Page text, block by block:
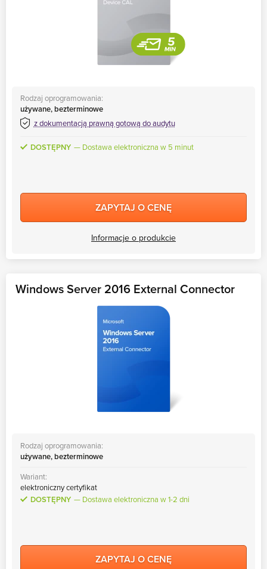
Rodzaj oprogramowania:
używane, bezterminowe
z dokumentacją prawną gotową do audytu
DOSTĘPNY Dostawa elektroniczna w 5 minut
ZAPYTAJ O CENĘ
Informacje o produkcie
Windows Server 2016 External Connector
Rodzaj oprogramowania:
używane, bezterminowe
Wariant:
elektroniczny certyfikat
DOSTĘPNY
Dostawa elektroniczna w 1-2 dni
ZAPYTAJ O CENĘ